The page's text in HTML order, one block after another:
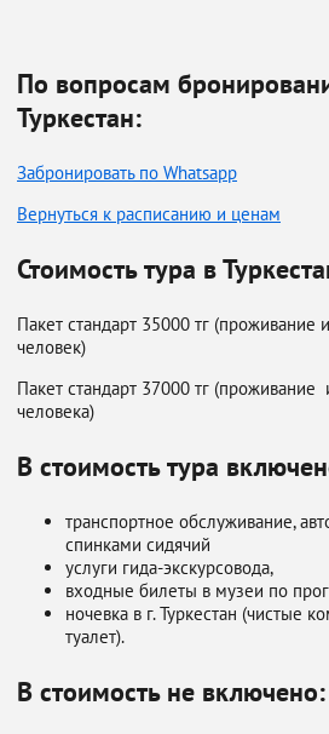
По вопросам
Туркестан:
Забронировать по Whatsapp
Вернуться к расписанию и ценам
Стоимость тура в
Пакет стандарт 35000 тг
человек)
Пакет стандарт 37000 тг
человека)
В стоимость тура
транспортное обслуживание,
спинками сидячий
услуги гида-экскурсовода,
входные билеты в музеи по
ночевка в г. Туркестан (чистые
туалет).
В стоимость не включено: